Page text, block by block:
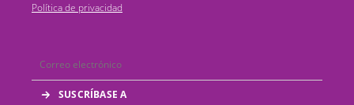
Política de privacidad